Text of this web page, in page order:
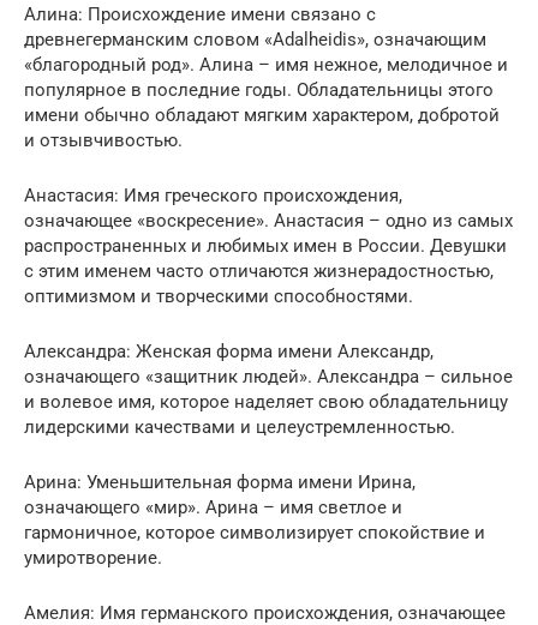
Алина: Происхождение имени связано с
древнегерманским словом «Adalheidis», означающим
«благородный род». Алина – имя нежное, мелодичное и
популярное в последние годы. Обладательницы этого
имени обычно обладают мягким характером, добротой
и отзывчивостью.
Анастасия: Имя греческого происхождения,
означающее «воскресение». Анастасия – одно из самых
распространенных и любимых имен в России. Девушки
с этим именем часто отличаются жизнерадостностью,
оптимизмом и творческими способностями.
Александра: Женская форма имени Александр,
означающего «защитник людей». Александра – сильное
и волевое имя, которое наделяет свою обладательницу
лидерскими качествами и целеустремленностью.
Арина: Уменьшительная форма имени Ирина,
означающего «мир». Арина – имя светлое и
гармоничное, которое символизирует спокойствие и
умиротворение.
Амелия: Имя германского происхождения, означающее